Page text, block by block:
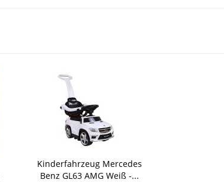
Kinderfahrzeug Mercedes
Benz GL63 AMG Weiß -...